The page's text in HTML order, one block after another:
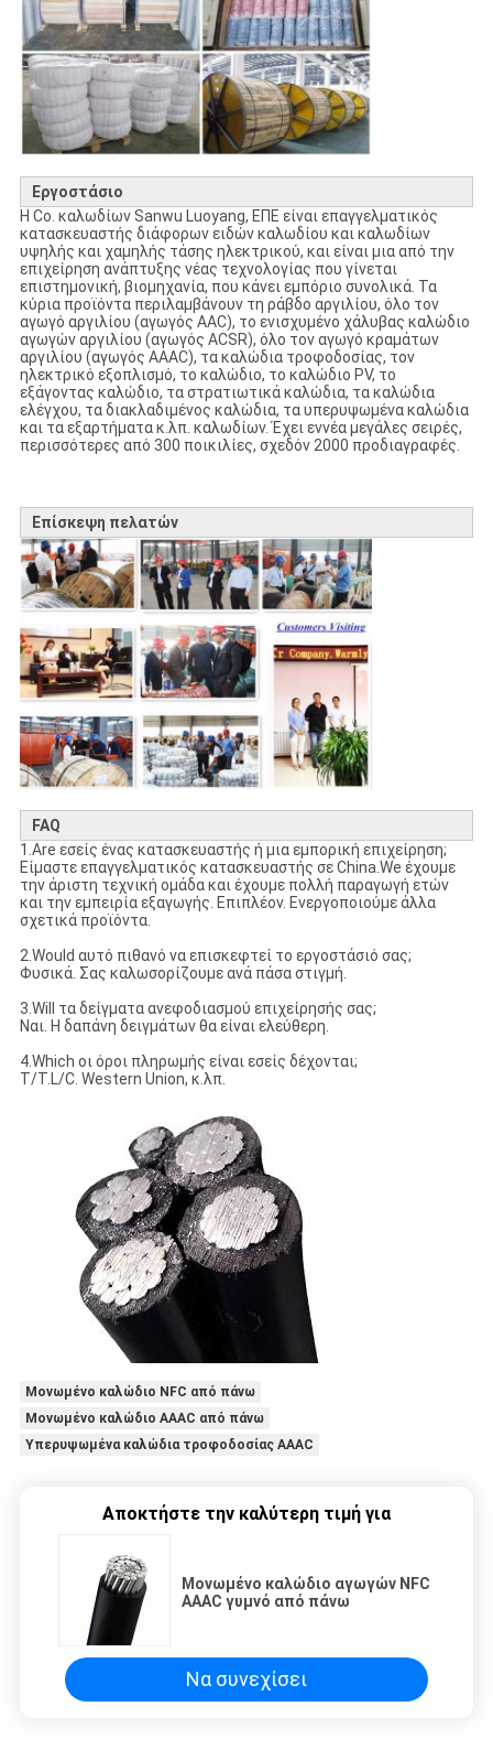
Εργοστάσιο
Η Co. καλωδίων Sanwu Luoyang, ΕΠΕ είναι επαγγελματικός
κατασκευαστής διάφορων ειδών καλωδίου και καλωδίων
υψηλής και χαμηλής τάσης ηλεκτρικού, και είναι μια από την
επιχείρηση ανάπτυξης νέας τεχνολογίας που γίνεται
επιστημονική, βιομηχανία, που κάνει εμπόριο συνολικά. Τα
κύρια προϊόντα περιλαμβάνουν τη ράβδο αργιλίου, όλο τον
αγωγό αργιλίου (αγωγός AAC), το ενισχυμένο χάλυβας καλώδιο
αγωγών αργιλίου (αγωγός ACSR), όλο τον αγωγό κραμάτων
αργιλίου (αγωγός AAAC), τα καλώδια τροφοδοσίας, τον
ηλεκτρικό εξοπλισμό, το καλώδιο, το καλώδιο PV, το
εξάγοντας καλώδιο, τα στρατιωτικά καλώδια, τα καλώδια
ελέγχου, τα διακλαδιμένος καλώδια, τα υπερυψωμένα καλώδια
και τα εξαρτήματα κ.λπ. καλωδίων. Έχει εννέα μεγάλες σειρές,
περισσότερες από 300 ποικιλίες, σχεδόν 2000 προδιαγραφές.
Επίσκεψη πελατών
FAQ
1.Are εσείς ένας κατασκευαστής ή μια εμπορική επιχείρηση;
Είμαστε επαγγελματικός κατασκευαστής σε China.We έχουμε
την άριστη τεχνική ομάδα και έχουμε πολλή παραγωγή ετών
και την εμπειρία εξαγωγής. Επιπλέον. Ενεργοποιούμε άλλα
σχετικά προϊόντα.
2.Would αυτό πιθανό να επισκεφτεί το εργοστάσιό σας;
Φυσικά. Σας καλωσορίζουμε ανά πάσα στιγμή.
3.Will τα δείγματα ανεφοδιασμού επιχείρησής σας;
Ναι. Η δαπάνη δειγμάτων θα είναι ελεύθερη.
4.Which οι όροι πληρωμής είναι εσείς δέχονται;
T/T.L/C. Western Union, κ.λπ.
Μονωμένο καλώδιο NFC από πάνω
Μονωμένο καλώδιο AAAC από πάνω
Υπερυψωμένα καλώδια τροφοδοσίας AAAC
Αποκτήστε την καλύτερη τιμή για
Μονωμένο καλώδιο αγωγών NFC
AAAC γυμνό από πάνω
Να συνεχίσει